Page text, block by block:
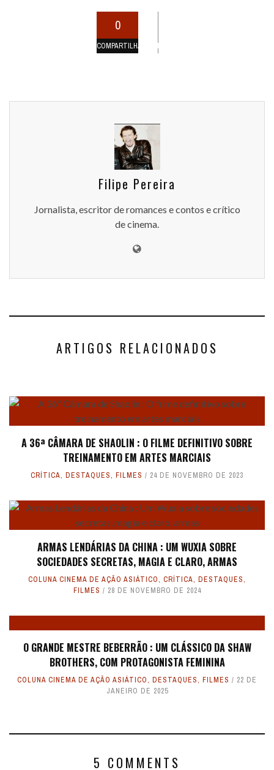
0
COMPARTILHAMENTOS
Filipe Pereira
Jornalista, escritor de romances e contos e crítico
de cinema.
ARTIGOS RELACIONADOS
A 36ª CÂMARA DE SHAOLIN : O FILME DEFINITIVO SOBRE
TREINAMENTO EM ARTES MARCIAIS
CRÍTICA, DESTAQUES, FILMES 24 DE NOVEMBRO DE 2023
ARMAS LENDÁRIAS DA CHINA : UM WUXIA SOBRE
SOCIEDADES SECRETAS, MAGIA E CLARO, ARMAS
COLUNA CINEMA DE AÇÃO ASIÁTICO, CRÍTICA, DESTAQUES,
FILMES
28 DE NOVEMBRO DE 2024
O GRANDE MESTRE BEBERRÃO : UM CLÁSSICO DA SHAW
BROTHERS, COM PROTAGONISTA FEMININA
COLUNA CINEMA DE AÇÃO ASIÁTICO, DESTAQUES, FILMES
22 DE
JANEIRO DE 2025
5 COMMENTS